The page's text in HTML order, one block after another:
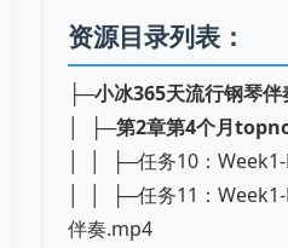
资源目录列表：
├─小冰365天流行钢琴
│ ├─第2章第4个月
│ │ ├─任务10：
│ │ ├─任务11：
伴奏.mp4